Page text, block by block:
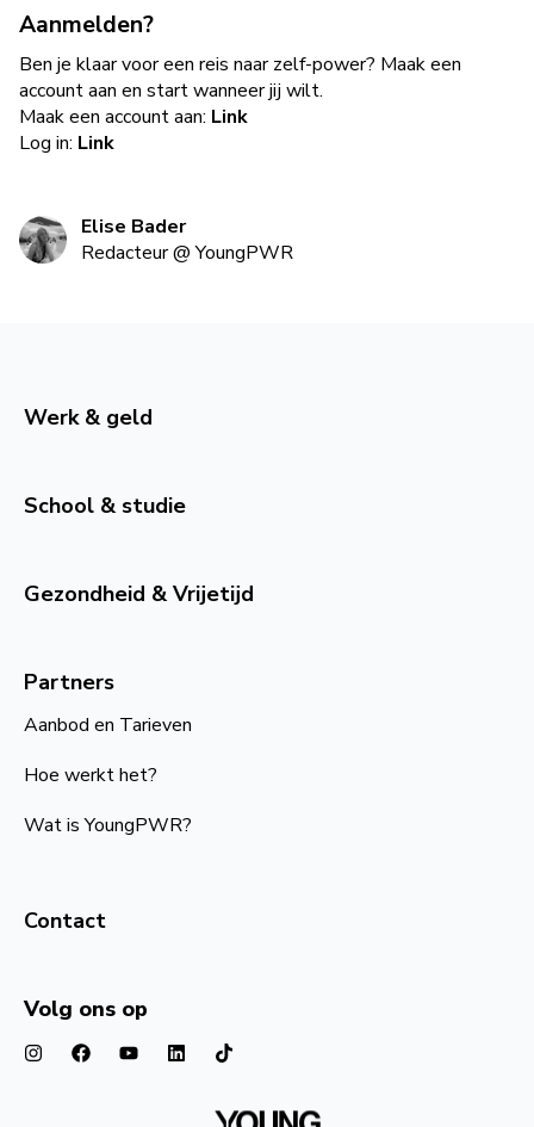
Aanmelden?
Ben je klaar voor een reis naar zelf-power? Maak een
account aan en start wanneer jij wilt.
Maak een account aan: Link
Log in: Link
Elise Bader
Redacteur@YoungPWR
Werk & geld
School & studie
Gezondheid & Vrijetijd
Partners
Aanbod en Tarieven
Hoe werkt het?
Wat is YoungPWR?
Contact
Volg ons op